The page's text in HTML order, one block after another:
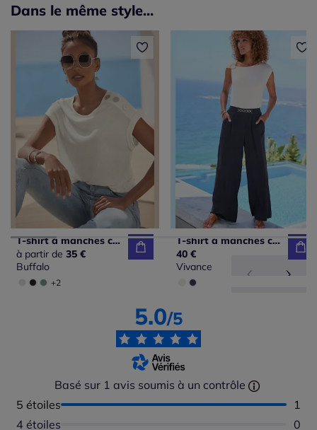
Dans le même style...
T-shirt à manches courtes avec encolure ronde et boutons décoratifs
à partir de 35 €
Buffalo
+2
T-shirt à manches courtes avec boucle décorative dorée sur l'épaule
40 €
Vivance
5.0/5
Basé sur 1 avis soumis à un contrôle
5 étoiles
1
4 étoiles
0